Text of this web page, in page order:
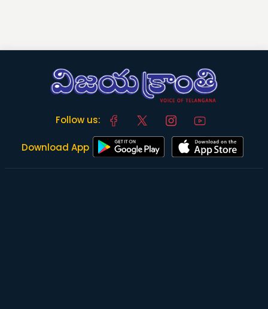
Follow us:
Download App